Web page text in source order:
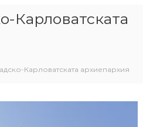
Карловатската
Карловатската архиепархия